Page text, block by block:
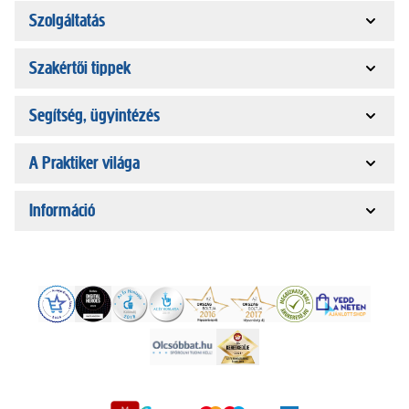
Szolgáltatás
Szakértői tippek
Segítség, ügyintézés
A Praktiker világa
Információ